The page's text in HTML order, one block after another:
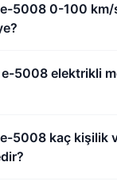
5008 0-100 km/
5008 elektrikli
5008 kaç kişilik